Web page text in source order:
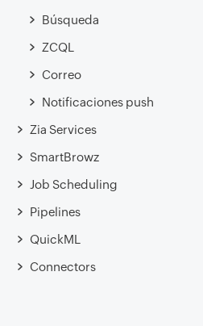
Búsqueda
ZCQL
Correo
Notificaciones push
Zia Services
SmartBrowz
Job Scheduling
Pipelines
QuickML
Connectors